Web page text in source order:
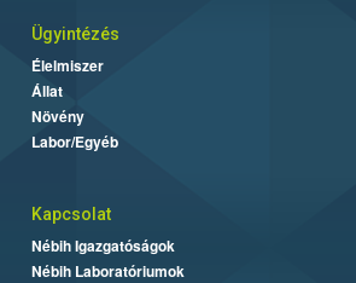
Ügyintézés
Élelmiszer
Állat
Növény
Labor/Egyéb
Kapcsolat
Nébih Igazgatóságok
Nébih Laboratóriumok